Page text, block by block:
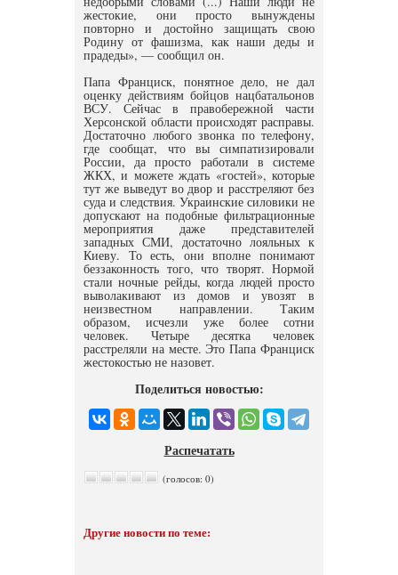
жестокие, они просто вынуждены
повторно и достойно защищать свою
Родину от фашизма, как наши деды и
прадеды», — сообщил он.
Папа Франциск, понятное дело, не дал
оценку действиям бойцов нацбатальонов
ВСУ. Сейчас в правобережной части
Херсонской области происходят расправы.
Достаточно любого звонка по телефону,
где сообщат, что вы симпатизировали
России, да просто работали в системе
ЖКХ, и можете ждать «гостей», которые
тут же выведут во двор и расстреляют без
суда и следствия. Украинские силовики не
допускают на подобные фильтрационные
мероприятия даже представителей
западных СМИ, достаточно лояльных к
Киеву. То есть, они вполне понимают
беззаконность того, что творят. Нормой
стали ночные рейды, когда людей просто
выволакивают из домов и увозят в
неизвестном направлении. Таким
образом, исчезли уже более сотни
человек. Четыре десятка человек
расстреляли на месте. Это Папа Франциск
жестокостью не назовет.
Поделиться новостью:
Распечатать
(голосов: 0)
Другие новости по теме: